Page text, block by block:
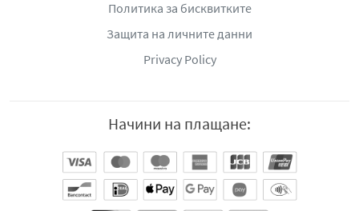
Политика за бисквитките
Защита на личните данни
Privacy Policy
Начини на плащане: